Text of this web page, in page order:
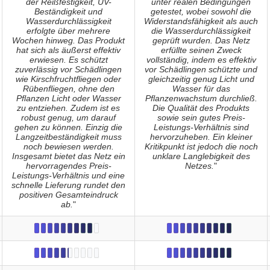
der Reißfestigkeit, UV-
Beständigkeit und
Wasserdurchlässigkeit
erfolgte über mehrere
Wochen hinweg. Das Produkt
hat sich als äußerst effektiv
erwiesen. Es schützt
zuverlässig vor Schädlingen
wie Kirschfruchtfliegen oder
Rübenfliegen, ohne den
Pflanzen Licht oder Wasser
zu entziehen. Zudem ist es
robust genug, um darauf
gehen zu können. Einzig die
Langzeitbeständigkeit muss
noch bewiesen werden.
Insgesamt bietet das Netz ein
hervorragendes Preis-
Leistungs-Verhältnis und eine
schnelle Lieferung rundet den
positiven Gesamteindruck
ab."
unter realen Bedingungen
getestet, wobei sowohl die
Widerstandsfähigkeit als auch
die Wasserdurchlässigkeit
geprüft wurden. Das Netz
erfüllte seinen Zweck
vollständig, indem es effektiv
vor Schädlingen schützte und
gleichzeitig genug Licht und
Wasser für das
Pflanzenwachstum durchließ.
Die Qualität des Produkts
sowie sein gutes Preis-
Leistungs-Verhältnis sind
hervorzuheben. Ein kleiner
Kritikpunkt ist jedoch die noch
unklare Langlebigkeit des
Netzes."